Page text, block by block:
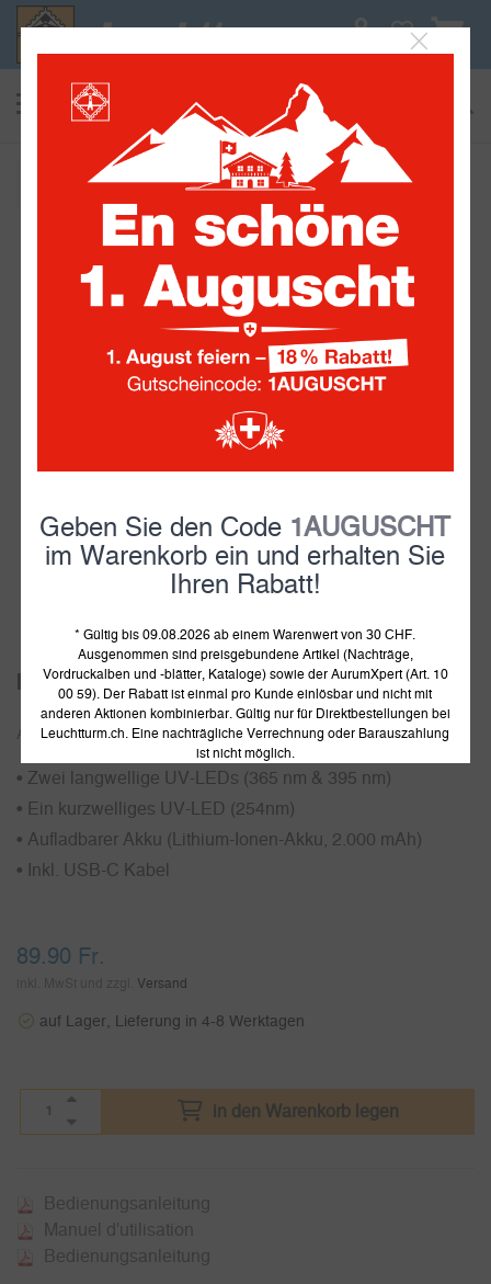
Alle Sammelwelten
1 2 3
4
Holmes 2.0 UV-Lampe
Artikelnummer:373502
• Zwei langwellige UV-LEDs (365 nm & 395 nm)
• Ein kurzwelliges UV-LED (254nm)
• Aufladbarer Akku (Lithium-Ionen-Akku, 2.000 mAh)
• Inkl. USB-C Kabel
89.90 Fr.
Versand
auf Lager, Lieferung in 4-8 Werktagen
in den Warenkorb legen
Bedienungsanleitung
Manuel d'utilisation
Bedienungsanleitung
Geben Sie den Code 1AUGUSCHT
im Warenkorb ein und erhalten Sie
Ihren Rabatt!
* Gültig bis 09.08.2026 ab einem Warenwert von 30 CHF.
Ausgenommen sind preisgebundene Artikel (Nachträge,
Vordruckalben und -blätter, Kataloge) sowie der AurumXpert (Art. 10
00 59). Der Rabatt ist einmal pro Kunde einlösbar und nicht mit
anderen Aktionen kombinierbar. Gültig nur für Direktbestellungen bei
Leuchtturm.ch. Eine nachträgliche Verrechnung oder Barauszahlung
ist nicht möglich.